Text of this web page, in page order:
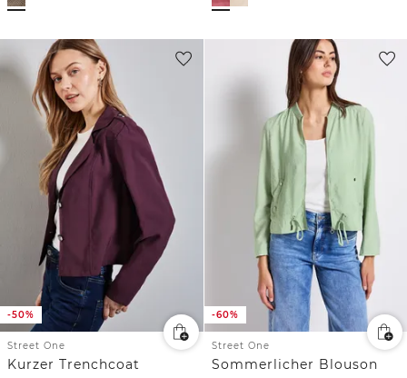
-50%
Street One
Kurzer Trenchcoat
-60%
Street One
Sommerlicher Blouson